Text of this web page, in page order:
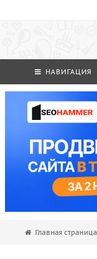
НАВИГАЦИЯ
Главная страница